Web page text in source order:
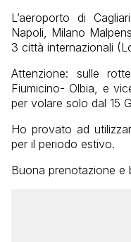
L’aeroporto di
Napoli, Milano
3 città internazionali
Attenzione: sulle
Fiumicino- Olbia, e
per volare solo dal 15
Ho provato ad
per il periodo estivo.
Buona prenotazione e